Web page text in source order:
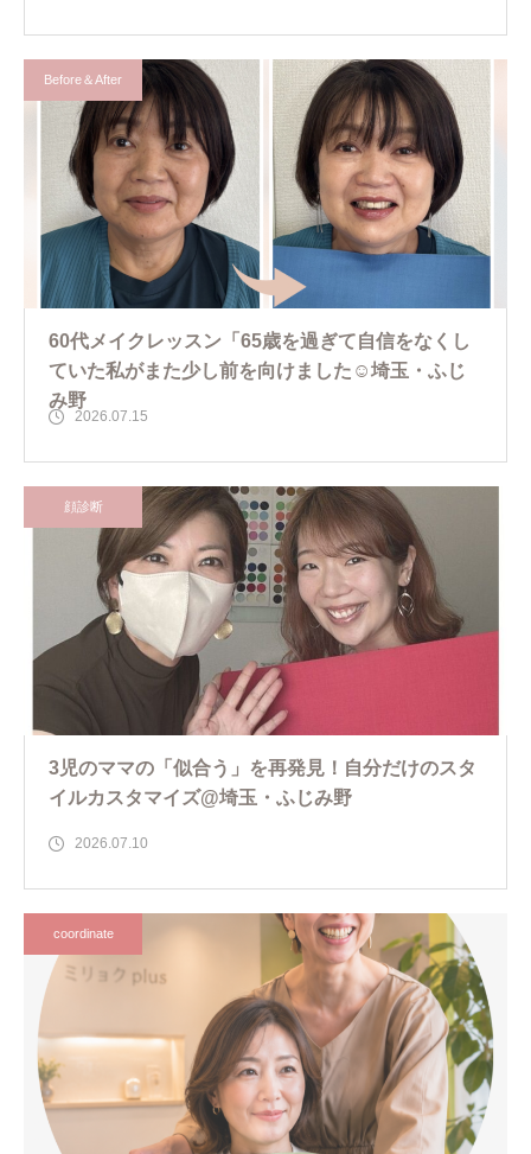
Before＆After
60代メイクレッスン「65歳を過ぎて自信をなくし
ていた私がまた少し前を向けました☺️埼玉・ふじ
み野
2026.07.15
顔診断
3児のママの「似合う」を再発見！自分だけのスタ
イルカスタマイズ@埼玉・ふじみ野
2026.07.10
coordinate